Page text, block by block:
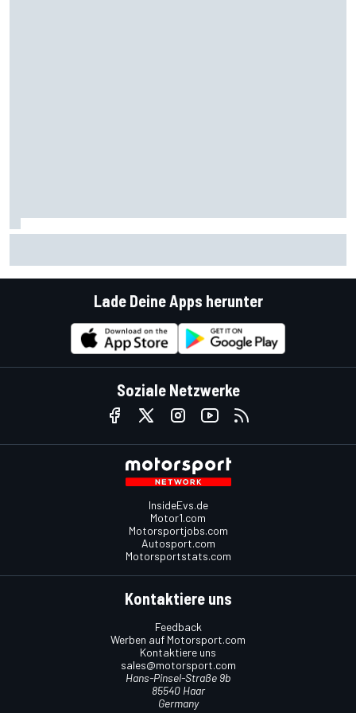
Lade Deine Apps herunter
Soziale Netzwerke
InsideEvs.de
Motor1.com
Motorsportjobs.com
Autosport.com
Motorsportstats.com
Kontaktiere uns
Feedback
Werben auf Motorsport.com
Kontaktiere uns
sales@motorsport.com
Hans-Pinsel-Straße 9b
85540 Haar
Germany